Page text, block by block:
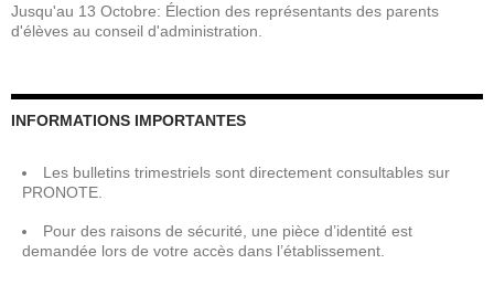
Jusqu'au 13 Octobre: Élection des représentants des parents
d'élèves au conseil d'administration.
INFORMATIONS IMPORTANTES
Les bulletins trimestriels sont directement consultables sur
PRONOTE.
Pour des raisons de sécurité, une pièce d’identité est
demandée lors de votre accès dans l’établissement.